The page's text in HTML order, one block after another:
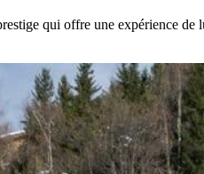
qui offre une expérience